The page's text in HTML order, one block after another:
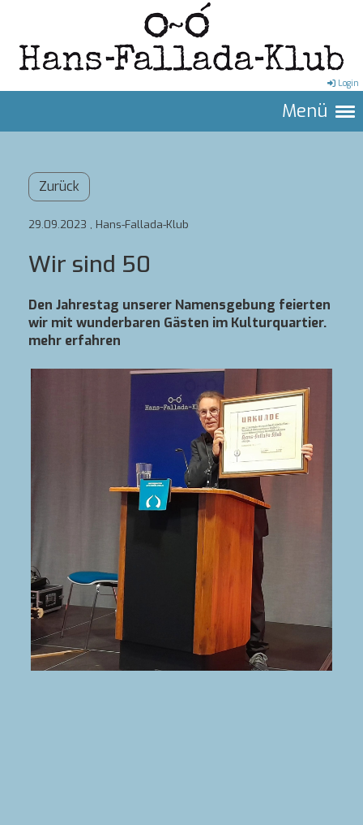
Login
Menü
Zurück
29.09.2023 , Hans-Fallada-Klub
Wir sind 50
Den Jahrestag unserer Namensgebung feierten
wir mit wunderbaren Gästen im Kulturquartier.
mehr erfahren